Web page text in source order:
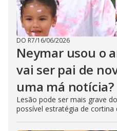
DO R7/16/06/2026
Neymar usou o
vai ser pai de
uma má notícia?
Lesão pode ser mais grave
possível estratégia de cortina